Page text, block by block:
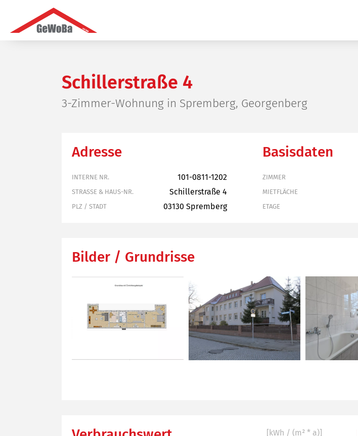
Schillerstraße 4
3-Zimmer-Wohnung in Spremberg, Georgenberg
Adresse
INTERNE NR. 101-0811-1202
STRASSE & HAUS-NR. Schillerstraße 4
PLZ / STADT 03130 Spremberg
Basisdaten
ZIMMER
MIETFLÄCHE
ETAGE
Bilder / Grundrisse
[kWh / (m² * a)]